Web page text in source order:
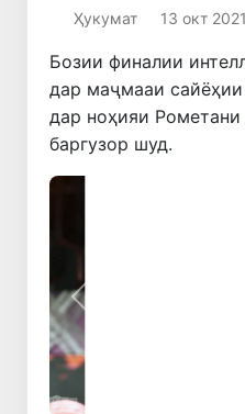
Ҳукумат 13 окт
Бозии финалии
дар маҷмааи сайёҳии
дар ноҳияи
баргузор шуд.
Қаблӣ